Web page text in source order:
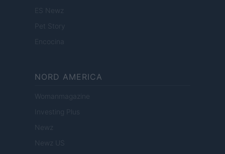
ES Newz
Pet Story
Encocina
NORD AMERICA
Womanmagazine
Investing Plus
Newz
Newz US